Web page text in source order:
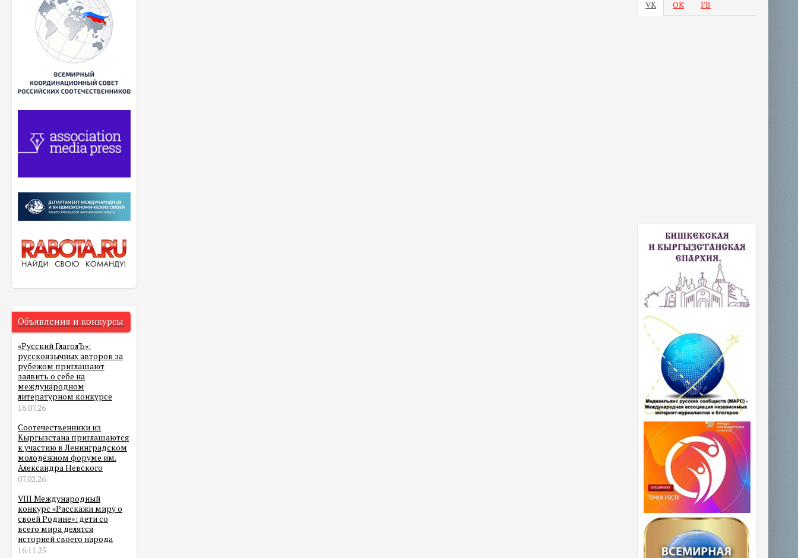
Объявления и конкурсы
«Русский ГлаголЪ»:
русскоязычных авторов за
рубежом приглашают
заявить о себе на
международном
литературном конкурсе
16.07.26
Соотечественники из
Кыргызстана приглашаются
к участию в Ленинградском
молодёжном форуме им.
Александра Невского
07.02.26
VIII Международный
конкурс «Расскажи миру о
своей Родине»: дети со
всего мира делятся
историей своего народа
16.11.25
VK ОК FB